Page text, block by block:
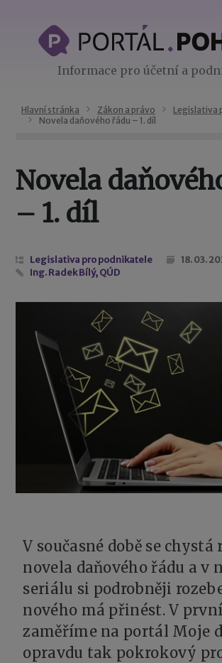
Informace pro účetní a
Hlavní stránka Zákon a právo
Legislativa
Novela daňového řádu – 1. díl
Novela
– 1. díl
Legislativa pro podnikatele
18. 03.
Ing. Radek Bílý, QÚD
V současné době se chystá
novela daňového řádu a v
seriálu si podrobněji
nového má přinést. V
zaměříme na portál Moje
opravdu tak pokrokový